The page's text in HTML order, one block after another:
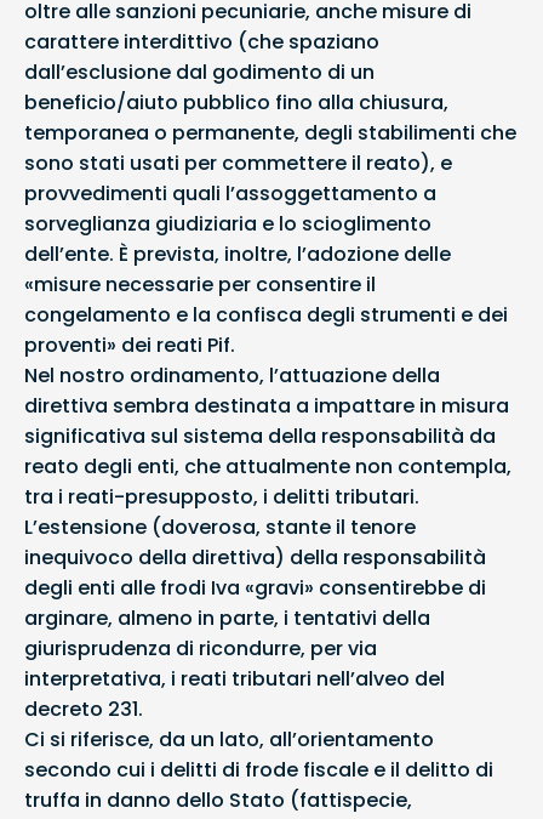
oltre alle sanzioni pecuniarie, anche misure di
carattere interdittivo (che spaziano
dall’esclusione dal godimento di un
beneficio/aiuto pubblico fino alla chiusura,
temporanea o permanente, degli stabilimenti che
sono stati usati per commettere il reato), e
provvedimenti quali l’assoggettamento a
sorveglianza giudiziaria e lo scioglimento
dell’ente. È prevista, inoltre, l’adozione delle
«misure necessarie per consentire il
congelamento e la confisca degli strumenti e dei
proventi» dei reati Pif.
Nel nostro ordinamento, l’attuazione della
direttiva sembra destinata a impattare in misura
significativa sul sistema della responsabilità da
reato degli enti, che attualmente non contempla,
tra i reati-presupposto, i delitti tributari.
L’estensione (doverosa, stante il tenore
inequivoco della direttiva) della responsabilità
degli enti alle frodi Iva «gravi» consentirebbe di
arginare, almeno in parte, i tentativi della
giurisprudenza di ricondurre, per via
interpretativa, i reati tributari nell’alveo del
decreto 231.
Ci si riferisce, da un lato, all’orientamento
secondo cui i delitti di frode fiscale e il delitto di
truffa in danno dello Stato (fattispecie,